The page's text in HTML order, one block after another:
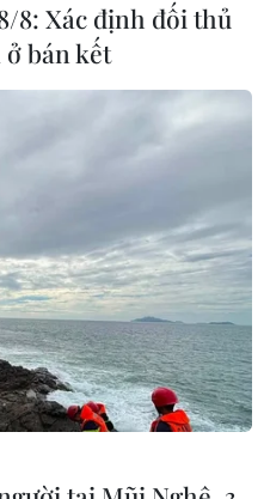
8: Xác định đối thủ
bán kết